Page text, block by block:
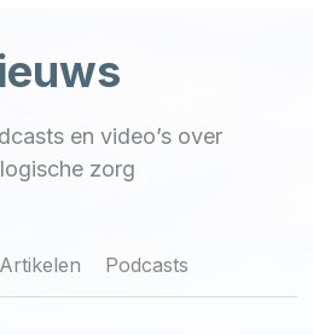
en video’s over
zorg
Artikelen Podcasts